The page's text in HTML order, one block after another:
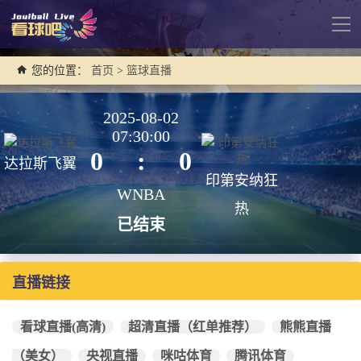
导
您的位置： 首页 > 篮球直播
达拉斯飞翼
2025-08-02
07:30:00
0 : 0
WNBA
已结束
印第安纳狂
热
直播链接
看球直播(高清) 超清直播（红单推荐） 熊熊直播
（美女） 央视直播 咪咕体育 腾讯体育